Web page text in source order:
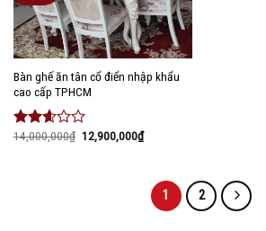
Bàn ghế ăn tân cổ điển nhập khẩu
cao cấp TPHCM
Được
14,000,000₫ 12,900,000₫
1 2